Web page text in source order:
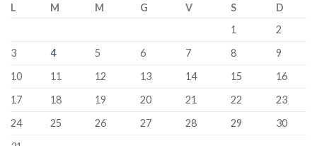
L M M G V S
D
1
2
3
4 5 6 7 8
9
10
11 12 13 14 15
16
17
18 19 20 21 22
23
24
25 26 27 28 29
30